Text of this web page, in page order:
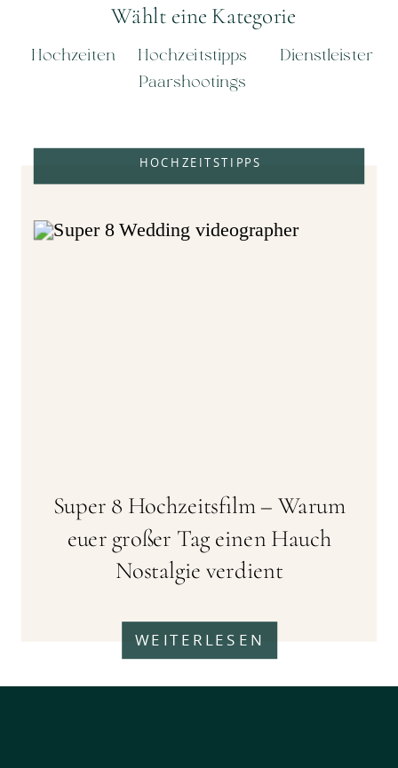
Wählt eine Kategorie
Hochzeiten Hochzeitstipps Dienstleister
Paarshootings
WEITERLESEN
Super 8 Hochzeitsfilm – Warum
euer großer Tag einen Hauch
Nostalgie verdient
HOCHZEITSTIPPS